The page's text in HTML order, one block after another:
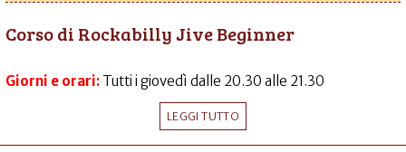
Corso di Rockabilly Jive Beginner
Giorni e orari: Tutti i giovedì dalle 20.30 alle 21.30
LEGGI TUTTO